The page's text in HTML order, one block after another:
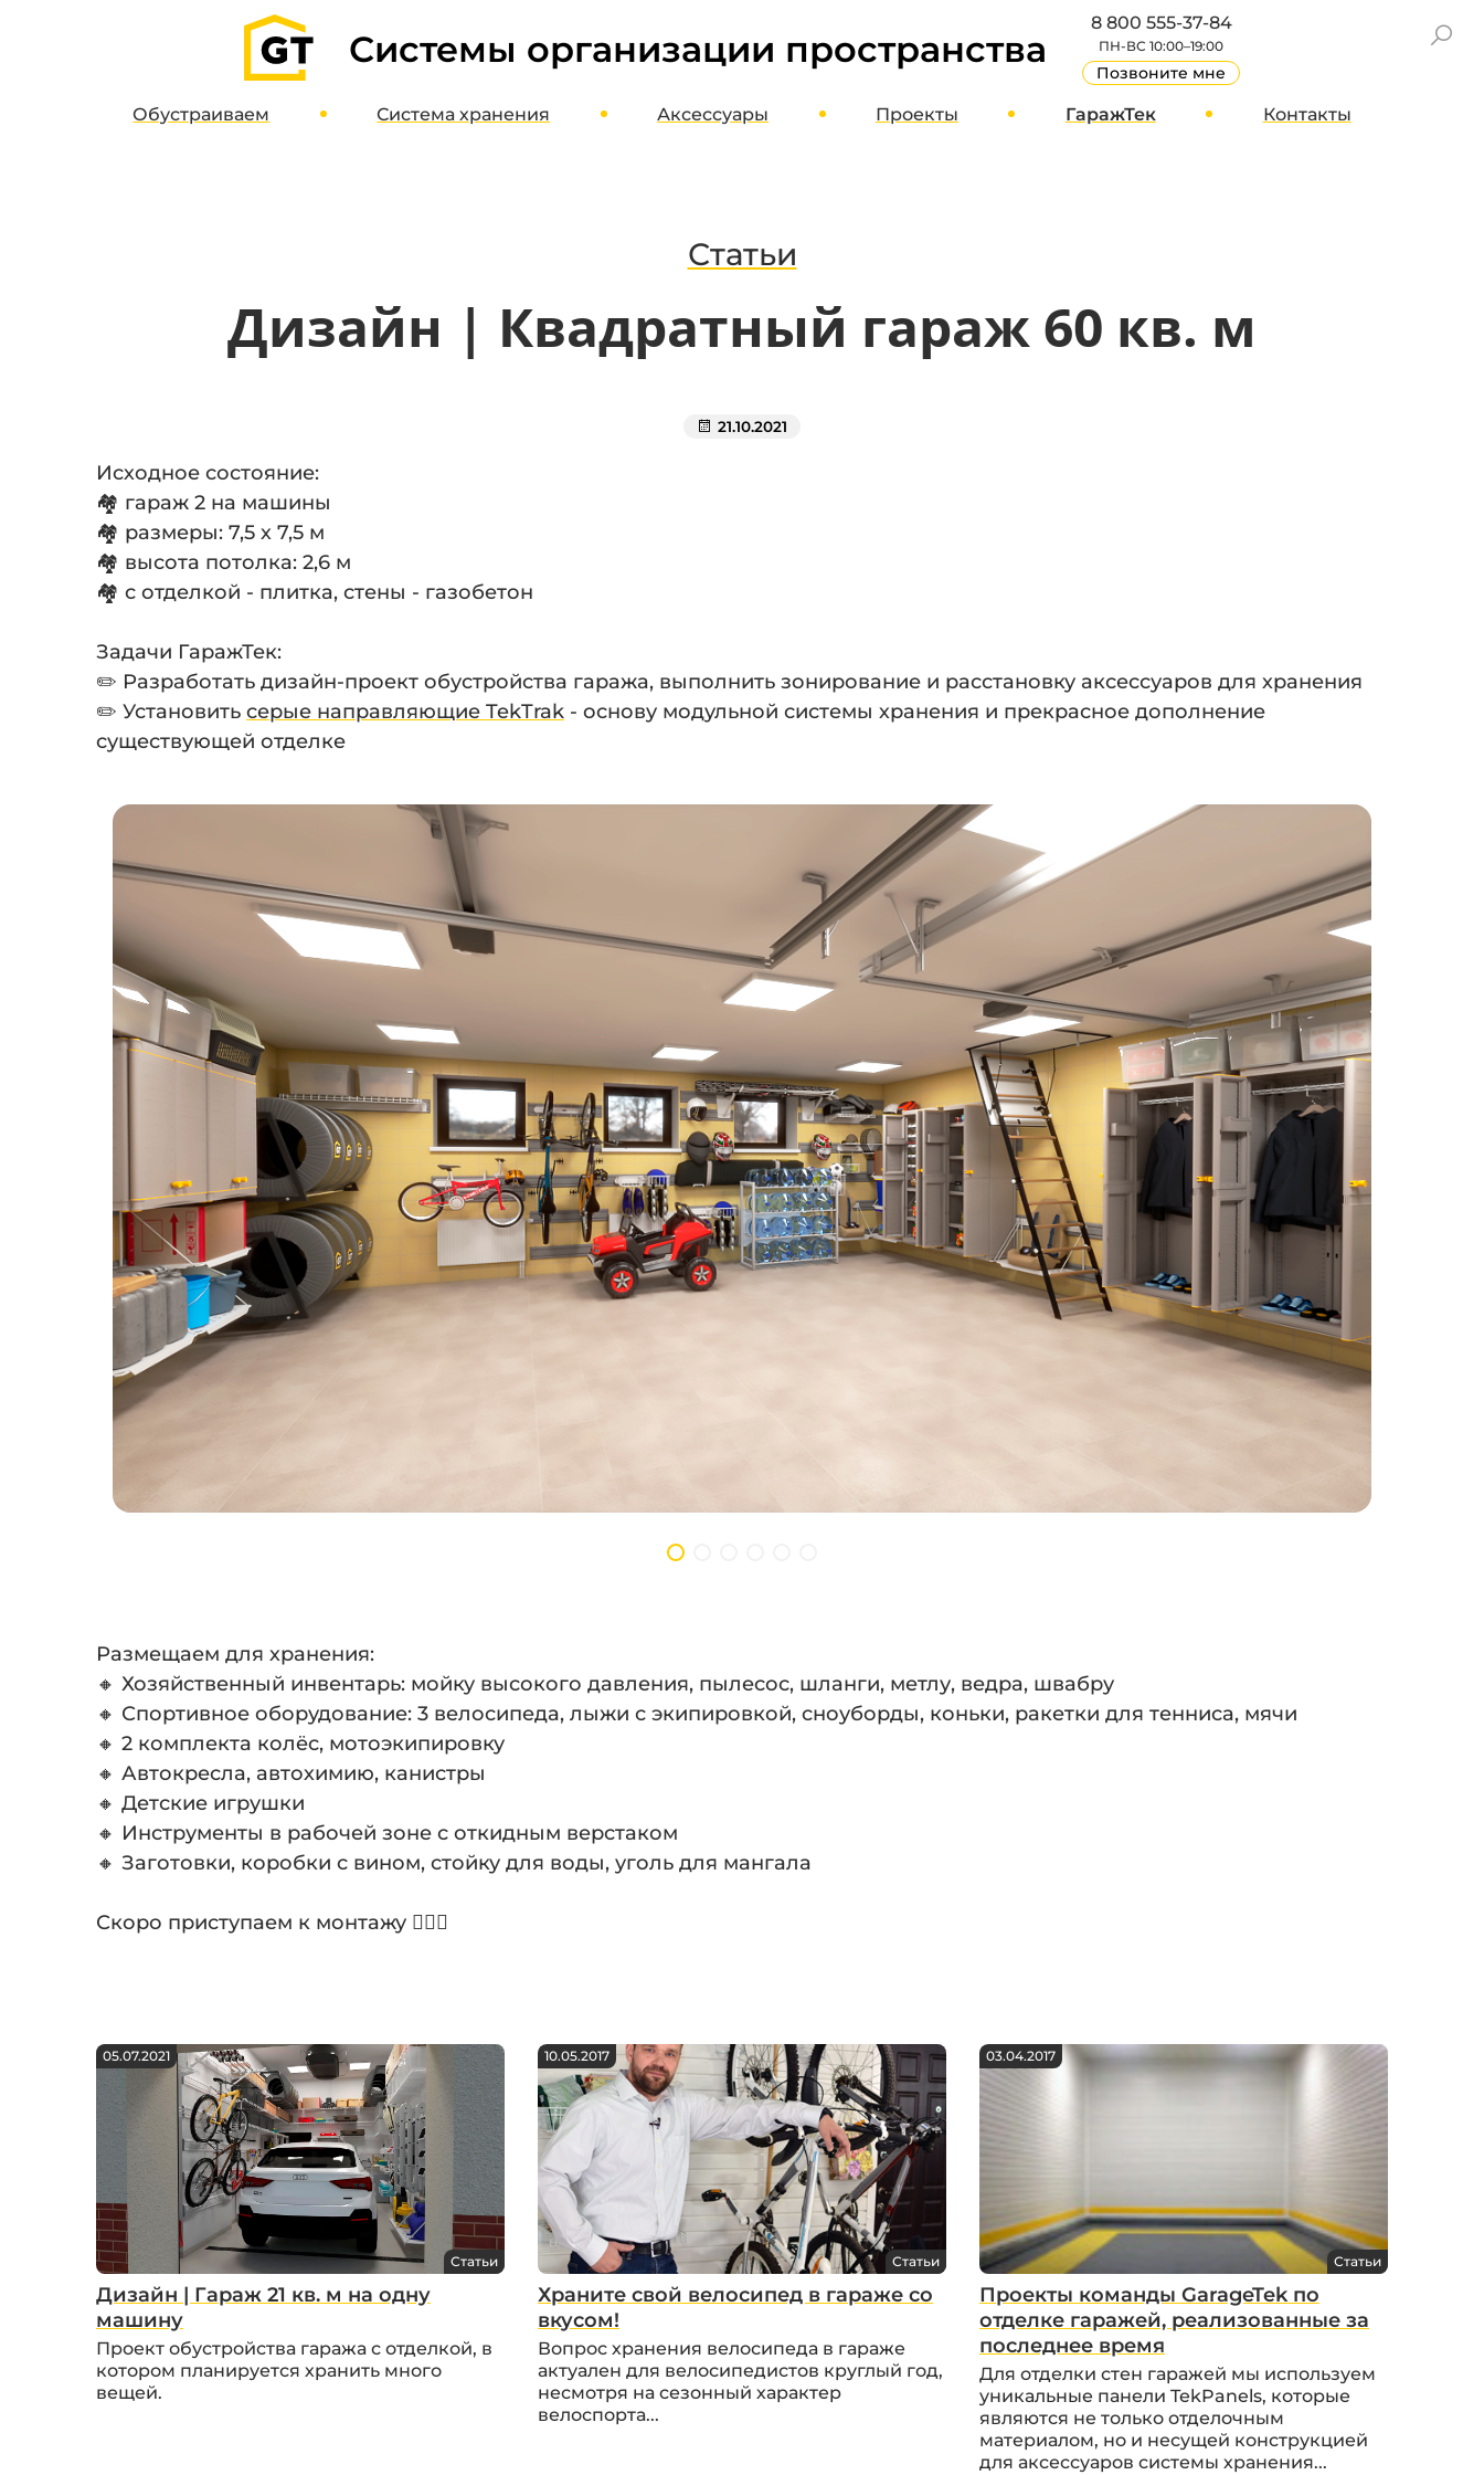
Системы организации пространства
8 800 555-37-84
ПН-ВС 10:00–19:00
Позвоните мне
Обустраиваем Системахранения Аксессуары
Органайзеры, кассетницы, лотки
Кронштейны, держатели, вешалки
Хранение колес и шин
Освещение и отопление
Проекты ГаражТек
Отзывы
Контакты
Статьи
Дизайн | Квадратный гараж 60 кв. м
21.10.2021
Исходное состояние:
🏘 гараж 2 на машины
🏘 размеры: 7,5 х 7,5 м
🏘 высота потолка: 2,6 м
🏘 с отделкой - плитка, стены - газобетон
Задачи ГаражТек:
✏️ Разработать дизайн-проект обустройства гаража, выполнить зонирование и расстановку аксессуаров для хранения
✏️ Установить серые направляющие TekTrak - основу модульной системы хранения и прекрасное дополнение
существующей отделке
Размещаем для хранения:
🔸 Хозяйственный инвентарь: мойку высокого давления, пылесос, шланги, метлу, ведра, швабру
🔸 Спортивное оборудование: 3 велосипеда, лыжи с экипировкой, сноуборды, коньки, ракетки для тенниса, мячи
🔸 2 комплекта колёс, мотоэкипировку
🔸 Автокресла, автохимию, канистры
🔸 Детские игрушки
🔸 Инструменты в рабочей зоне с откидным верстаком
🔸 Заготовки, коробки с вином, стойку для воды, уголь для мангала
Скоро приступаем к монтажу 💁🏻‍♂️
05.07.2021
Статьи
Дизайн | Гараж 21 кв. м на одну
машину
Проект обустройства гаража с отделкой, в
котором планируется хранить много
вещей.
10.05.2017
Статьи
Храните свой велосипед в гараже со
вкусом!
Вопрос хранения велосипеда в гараже
актуален для велосипедистов круглый год,
несмотря на сезонный характер
велоспорта...
03.04.2017
Статьи
Проекты команды GarageTek по
отделке гаражей, реализованные за
последнее время
Для отделки стен гаражей мы используем
уникальные панели TekPanels, которые
являются не только отделочным
материалом, но и несущей конструкцией
для аксессуаров системы хранения...